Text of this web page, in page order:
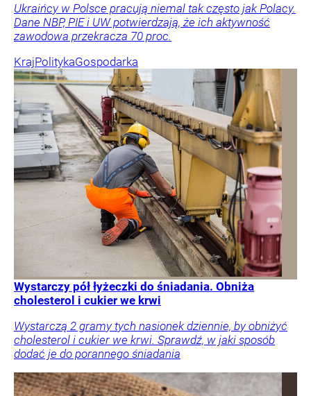
Ukraińcy w Polsce pracują niemal tak często jak Polacy.
Dane NBP, PIE i UW potwierdzają, że ich aktywność
zawodowa przekracza 70 proc.
KrajPolitykaGospodarka
Wystarczy pół łyżeczki do śniadania. Obniża
cholesterol i cukier we krwi
Wystarczą 2 gramy tych nasionek dziennie, by obniżyć
cholesterol i cukier we krwi. Sprawdź, w jaki sposób
dodać je do porannego śniadania